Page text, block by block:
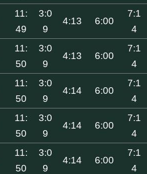
11:
49
3:0
9
4:13 6:00
7:1
4
11:
50
3:0
9
4:13 6:00
7:1
4
11:
50
3:0
9
4:14 6:00
7:1
4
11:
50
3:0
9
4:14 6:00
7:1
4
11:
50
3:0
9
4:14 6:00
7:1
4